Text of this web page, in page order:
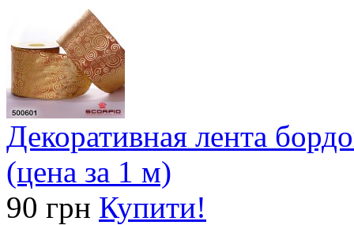
Декоративная лента
(цена за 1 м)
90 грн Купити!